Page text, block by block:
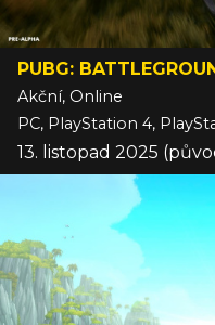
PUBG:
Akční, Online
PC, PlayStation 4,
13. listopad 2025